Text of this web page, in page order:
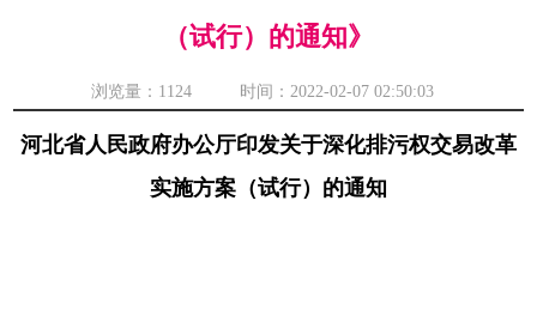
（试行）的通知》
浏览量： 1124 时间：2022-02-07 02:50:03
河北省人民政府办公厅印发关于深化排污权交易改革
实施方案（试行）的通知